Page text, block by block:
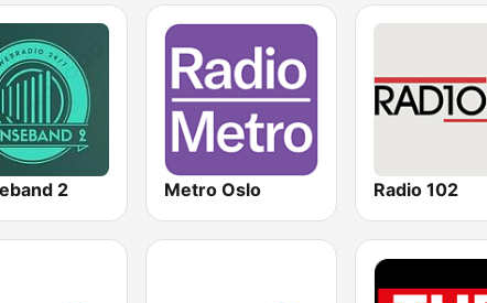
2 Metro Oslo Radio 102